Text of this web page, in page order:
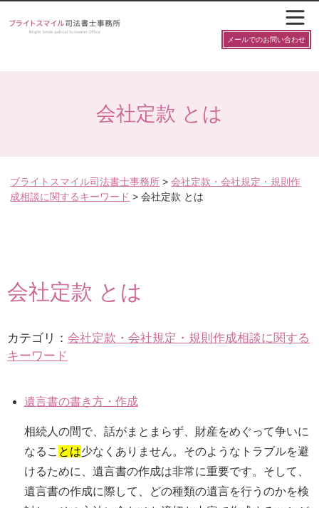
メールでのお問い合わせ
会社定款 とは
ブライトスマイル司法書士事務所 >会社定款・会社規定・規則作
成相談に関するキーワード >会社定款 とは
会社定款 とは
カテゴリ： 会社定款・会社規定・規則作成相談に関する
キーワード
遺言書の書き方・作成
相続人の間で、話がまとまらず、財産をめぐって争いに
なるこ とは少なくありません。そのようなトラブルを避
けるために、遺言書の作成は非常に重要です。そして、
遺言書の作成に際して、どの種類の遺言を行うのかを検